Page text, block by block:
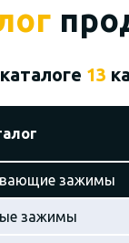
13
зажимы
зажимы